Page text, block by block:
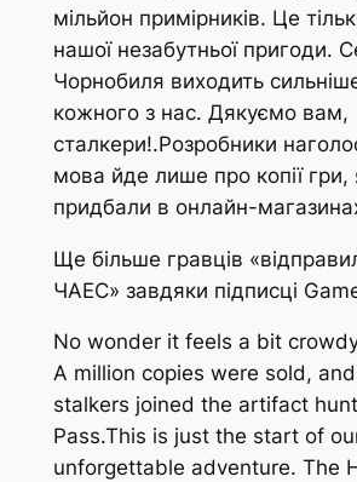
мільйон примірників. Це
нашої незабутньої пригоди.
Чорнобиля виходить
кожного з нас. Дякуємо вам,
сталкери!.Розробники
мова йде лише про копії гри,
придбали в онлайн-
Ще більше гравців
ЧАЕС» завдяки підписці
No wonder it feels a bit
A million copies were sold,
stalkers joined the artifact
Pass.This is just the start of
unforgettable adventure. The